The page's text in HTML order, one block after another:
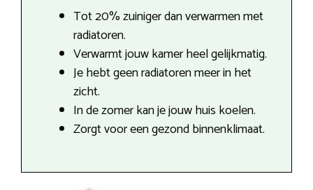
Tot 20% zuiniger dan verwarmen met
radiatoren.
Verwarmt jouw kamer heel gelijkmatig.
Je hebt geen radiatoren meer in het
zicht.
In de zomer kan je jouw huis koelen.
Zorgt voor een gezond binnenklimaat.